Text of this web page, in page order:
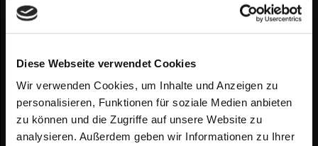
Diese Webseite verwendet Cookies
Wir verwenden Cookies, um Inhalte und Anzeigen zu
personalisieren, Funktionen für soziale Medien anbieten
zu können und die Zugriffe auf unsere Website zu
analysieren. Außerdem geben wir Informationen zu Ihrer
Wir haben nun eine Kooperation mit
unserer Webseite auch entsprechende
Fanartikel in unserem neuen Online-
Shop.